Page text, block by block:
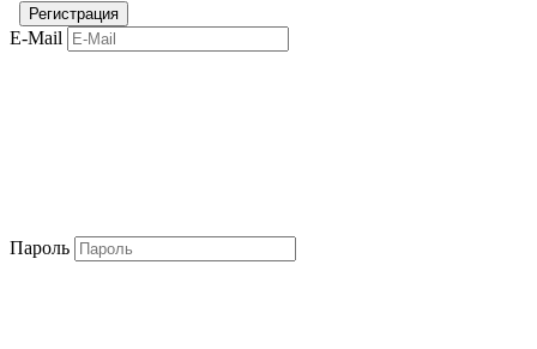
E-Mail
Пароль